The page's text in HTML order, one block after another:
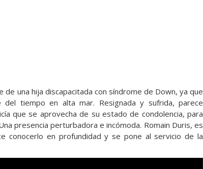
una hija discapacitada con síndrome de Down, ya que
tiempo en alta mar. Resignada y sufrida, parece
que se aprovecha de su estado de condolencia, para
presencia perturbadora e incómoda. Romain Duris, es
conocerlo en profundidad y se pone al servicio de la